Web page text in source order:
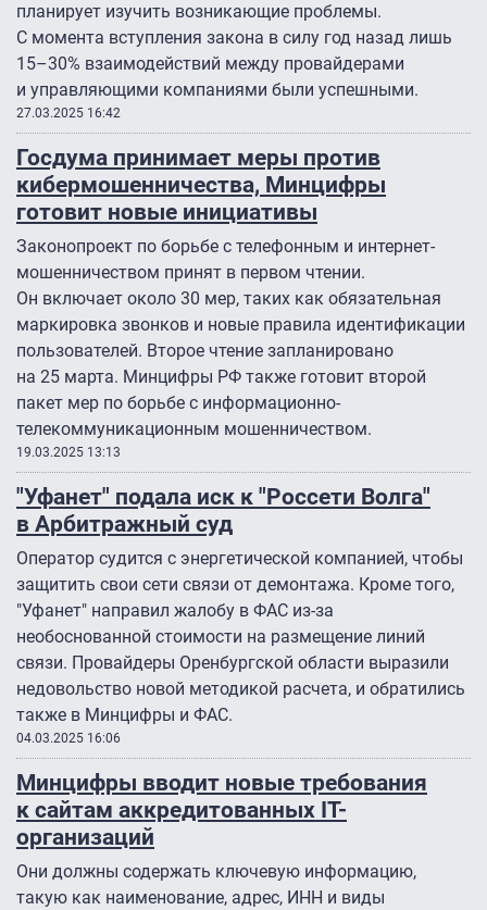
планирует изучить возникающие проблемы.
С момента вступления закона в силу год назад лишь
15–30% взаимодействий между провайдерами
и управляющими компаниями были успешными.
27.03.2025 16:42
Госдума принимает меры против
кибермошенничества, Минцифры
готовит новые инициативы
Законопроект по борьбе с телефонным и интернет-
мошенничеством принят в первом чтении.
Он включает около 30 мер, таких как обязательная
маркировка звонков и новые правила идентификации
пользователей. Второе чтение запланировано
на 25 марта. Минцифры РФ также готовит второй
пакет мер по борьбе с информационно-
телекоммуникационным мошенничеством.
19.03.2025 13:13
"Уфанет" подала иск к "Россети Волга"
в Арбитражный суд
Оператор судится с энергетической компанией, чтобы
защитить свои сети связи от демонтажа. Кроме того,
"Уфанет" направил жалобу в ФАС из-за
необоснованной стоимости на размещение линий
связи. Провайдеры Оренбургской области выразили
недовольство новой методикой расчета, и обратились
также в Минцифры и ФАС.
04.03.2025 16:06
Минцифры вводит новые требования
к сайтам аккредитованных IT-
организаций
Они должны содержать ключевую информацию,
такую как наименование, адрес, ИНН и виды